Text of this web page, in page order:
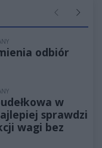
Poprzednie
odbiór
w
sprawdzi
wagi bez